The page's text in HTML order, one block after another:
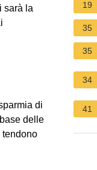
sarà la
di
delle
tendono
19
35
35
34
41